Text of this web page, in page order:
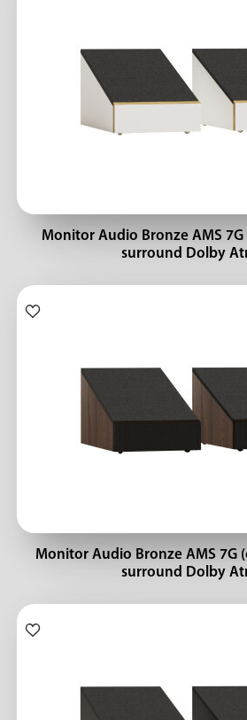
Monitor Audio Bronze AMS 7G
surround Dolby
Monitor Audio Bronze AMS 7G
surround Dolby